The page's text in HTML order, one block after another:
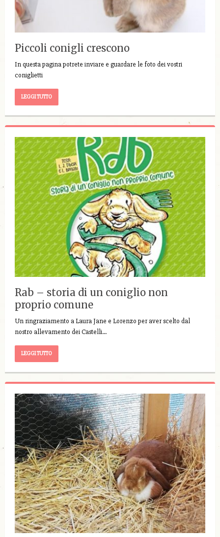
Piccoli conigli crescono
In questa pagina potrete inviare e guardare le foto dei vostri
coniglietti
LEGGI TUTTO
Rab – storia di un coniglio non
proprio comune
Un ringraziamento a Laura Jane e Lorenzo per aver scelto dal
nostro allevamento dei Castelli…
LEGGI TUTTO